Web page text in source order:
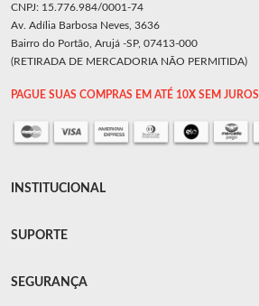
CNPJ: 15.776.984/0001-74
Av. Adília Barbosa Neves, 3636
Bairro do Portão, Arujá -SP, 07413-000
(RETIRADA DE MERCADORIA NÃO PERMITIDA)
PAGUE SUAS COMPRAS EM ATÉ 10X SEM JUROS
INSTITUCIONAL
SUPORTE
SEGURANÇA